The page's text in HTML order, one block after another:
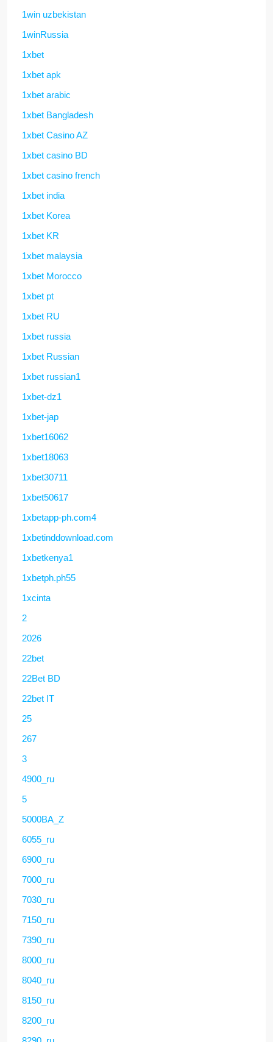
1win uzbekistan
1winRussia
1xbet
1xbet apk
1xbet arabic
1xbet Bangladesh
1xbet Casino AZ
1xbet casino BD
1xbet casino french
1xbet india
1xbet Korea
1xbet KR
1xbet malaysia
1xbet Morocco
1xbet pt
1xbet RU
1xbet russia
1xbet Russian
1xbet russian1
1xbet-dz1
1xbet-jap
1xbet16062
1xbet18063
1xbet30711
1xbet50617
1xbetapp-ph.com4
1xbetinddownload.com
1xbetkenya1
1xbetph.ph55
1xcinta
2
2026
22bet
22Bet BD
22bet IT
25
267
3
4900_ru
5
5000BA_Z
6055_ru
6900_ru
7000_ru
7030_ru
7150_ru
7390_ru
8000_ru
8040_ru
8150_ru
8200_ru